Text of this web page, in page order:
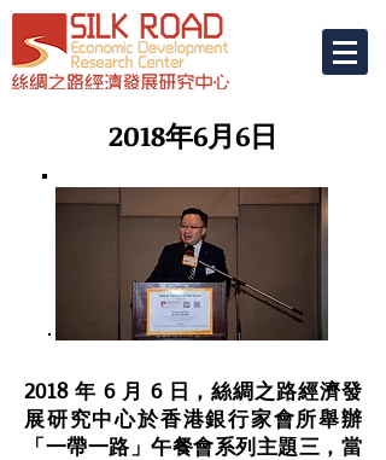
2018年6月6日
2018 年 6 月 6 日，絲綢之路經濟發
展研究中心於香港銀行家會所舉辦
「一帶一路」午餐會系列主題三，當